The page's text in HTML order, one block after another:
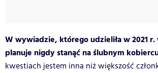
W wywiadzie, którego udzieliła w 2021 r.
planuje nigdy stanąć na ślubnym
kwestiach jestem inna niż większość